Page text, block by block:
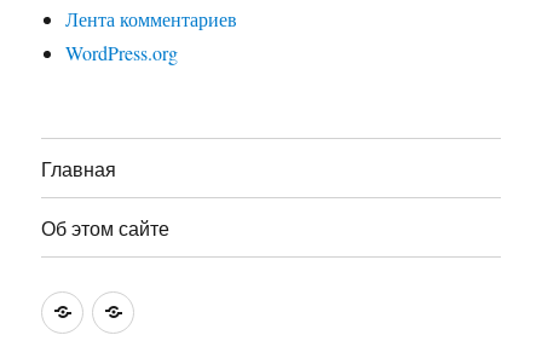
Лента комментариев
WordPress.org
Главная
Об этом сайте
ГлавнаяОб